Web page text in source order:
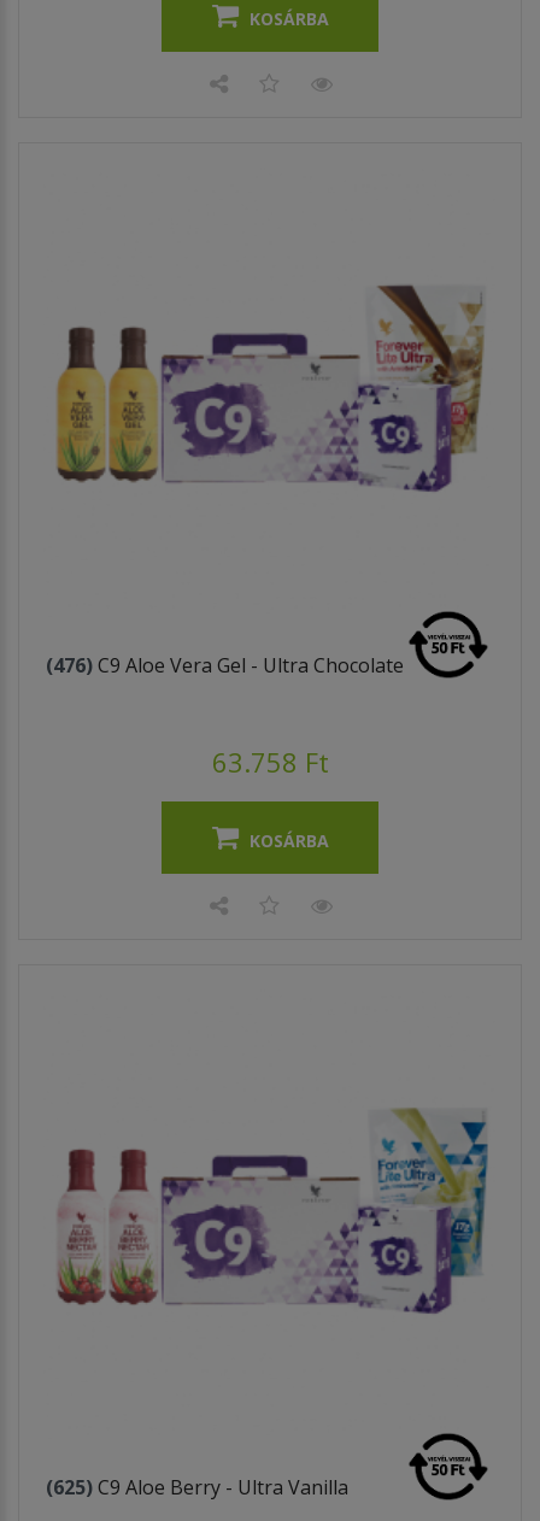
KOSÁRBA
(476)C9 Aloe Vera Gel - Ultra Chocolate
63.758 Ft
KOSÁRBA
(625)C9 Aloe Berry - Ultra Vanilla